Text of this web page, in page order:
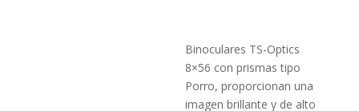
Binoculares TS-Optics
8×56 con prismas tipo
Porro, proporcionan una
imagen brillante y de alto